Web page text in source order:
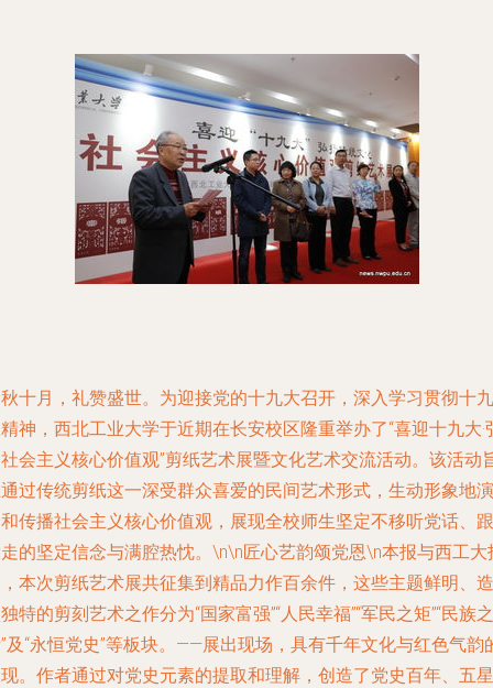
十月，礼赞盛世。为迎接党的十九大召开，深入学习贯彻十九
神，西北工业大学于近期在长安校区隆重举办了“喜迎十九大·
会主义核心价值观”剪纸艺术展暨文化艺术交流活动。该活动
过传统剪纸这一深受群众喜爱的民间艺术形式，生动形象地演
传播社会主义核心价值观，展现全校师生坚定不移听党话、跟
的坚定信念与满腔热忱。\n\n匠心艺韵颂党恩\n本报与西工大
本次剪纸艺术展共征集到精品力作百余件，这些主题鲜明、造
特的剪刻艺术之作分为“国家富强”“人民幸福”“军民之矩”“民族之
及“永恒党史”等板块。——展出现场，具有千年文化与红色气韵
。作者通过对党史元素的提取和理解，创造了党史百年、五星